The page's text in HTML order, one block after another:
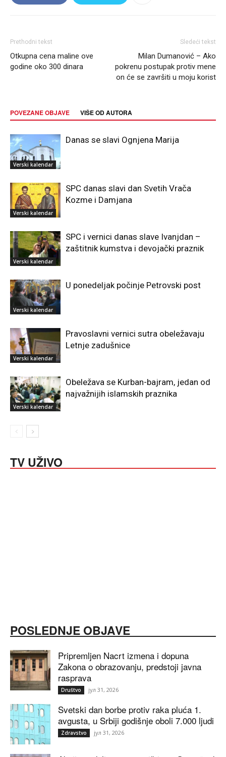
Prethodni tekst
Otkupna cena maline ove
godine oko 300 dinara
Sledeći tekst
Milan Dumanović – Ako
pokrenu postupak protiv mene
on će se završiti u moju korist
POVEZANE OBJAVE VIŠE OD AUTORA
Verski kalendar
Danas se slavi Ognjena Marija
Verski kalendar
SPC danas slavi dan Svetih Vrača
Kozme i Damjana
Verski kalendar
SPC i vernici danas slave Ivanjdan –
zaštitnik kumstva i devojački praznik
Verski kalendar
U ponedeljak počinje Petrovski post
Verski kalendar
Pravoslavni vernici sutra obeležavaju
Letnje zadušnice
Verski kalendar
Obeležava se Kurban-bajram, jedan od
najvažnijih islamskih praznika
TV UŽIVO
POSLEDNJE OBJAVE
Pripremljen Nacrt izmena i dopuna
Zakona o obrazovanju, predstoji javna
rasprava
Društvo јул 31, 2026
Svetski dan borbe protiv raka pluća 1.
avgusta, u Srbiji godišnje oboli 7.000 ljudi
Zdravstvo јул 31, 2026